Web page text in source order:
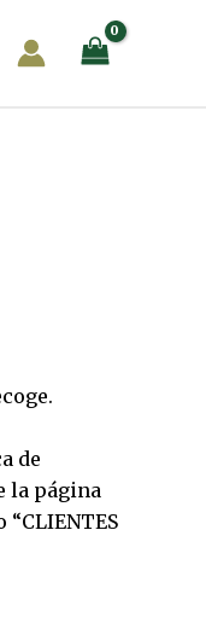
de
la página
“CLIENTES